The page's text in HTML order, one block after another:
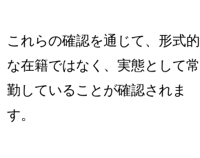
これらの確認を通じて、形式的
な在籍ではなく、実態として常
勤していることが確認されま
す。